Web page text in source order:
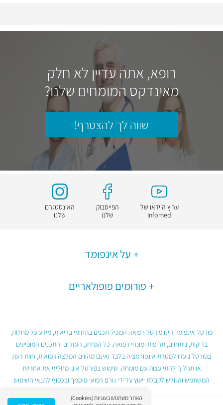
רופא, אתה עדיין לא חלק
מאינדקס המומחים שלנו?
שווה לך להצטרף!
ערוץ הוידאו של
Infomed
הפייסבוק
שלנו
האינסטגרם
שלנו
על אינפומד
פורומים פופולאריים
פורטל אינפומד הינו פורטל רפואה המכיל תכנים בתחומי בריאות, מידע על מחלות,
בדיקות, ניתוחים, תרופות ומונחי רפואה. כל המידע, העזרים והתכנים המופיעים
בפורטל נועדו למטרת אינפורמציה בלבד ואינם מהווים המלצה רפואית, חוות דעת
או תחליף להתייעצות עם מומחה. שימוש בפורטל אינו מחליף את אחריות
המשתמש והגולש לקבלת ייעוץ על ידי גורם רפואי מוסמך ובכפוף לתנאי השימוש
בפורטל.
האתר משתמש בעוגיות (Cookies)